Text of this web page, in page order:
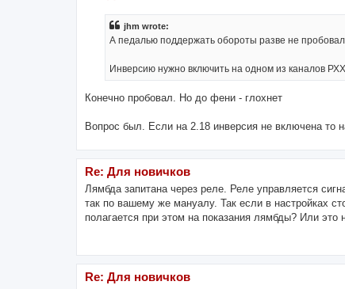
jhm wrote:
А педалью поддержать обороты разве не
Инверсию нужно включить на одном из каналов
Конечно пробовал. Но до фени - глохнет
Вопрос был. Если на 2.18 инверсия не включена то
Re: Для новичков
Лямбда запитана через реле. Реле управляется
так по вашему же мануалу. Так если в настройках
полагается при этом на показания лямбды? Или это
Re: Для новичков